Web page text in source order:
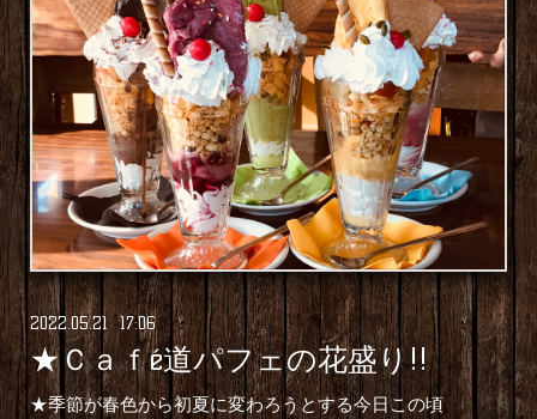
2022 05.21 17:06
★Ｃａｆé道パフェの花盛り!!
★季節が春色から初夏に変わろうとする今日この頃